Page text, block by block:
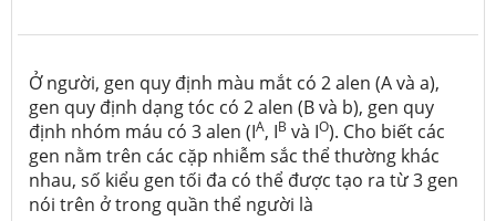
Ở người, gen quy định màu mắt có 2 alen (A và a),
gen quy định dạng tóc có 2 alen (B và b), gen quy
định nhóm máu có 3 alen (IA, IB và IO). Cho biết các
gen nằm trên các cặp nhiễm sắc thể thường khác
nhau, số kiểu gen tối đa có thể được tạo ra từ 3 gen
nói trên ở trong quần thể người là